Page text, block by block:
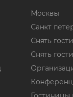
Москвы
Санкт
Снять
Снять